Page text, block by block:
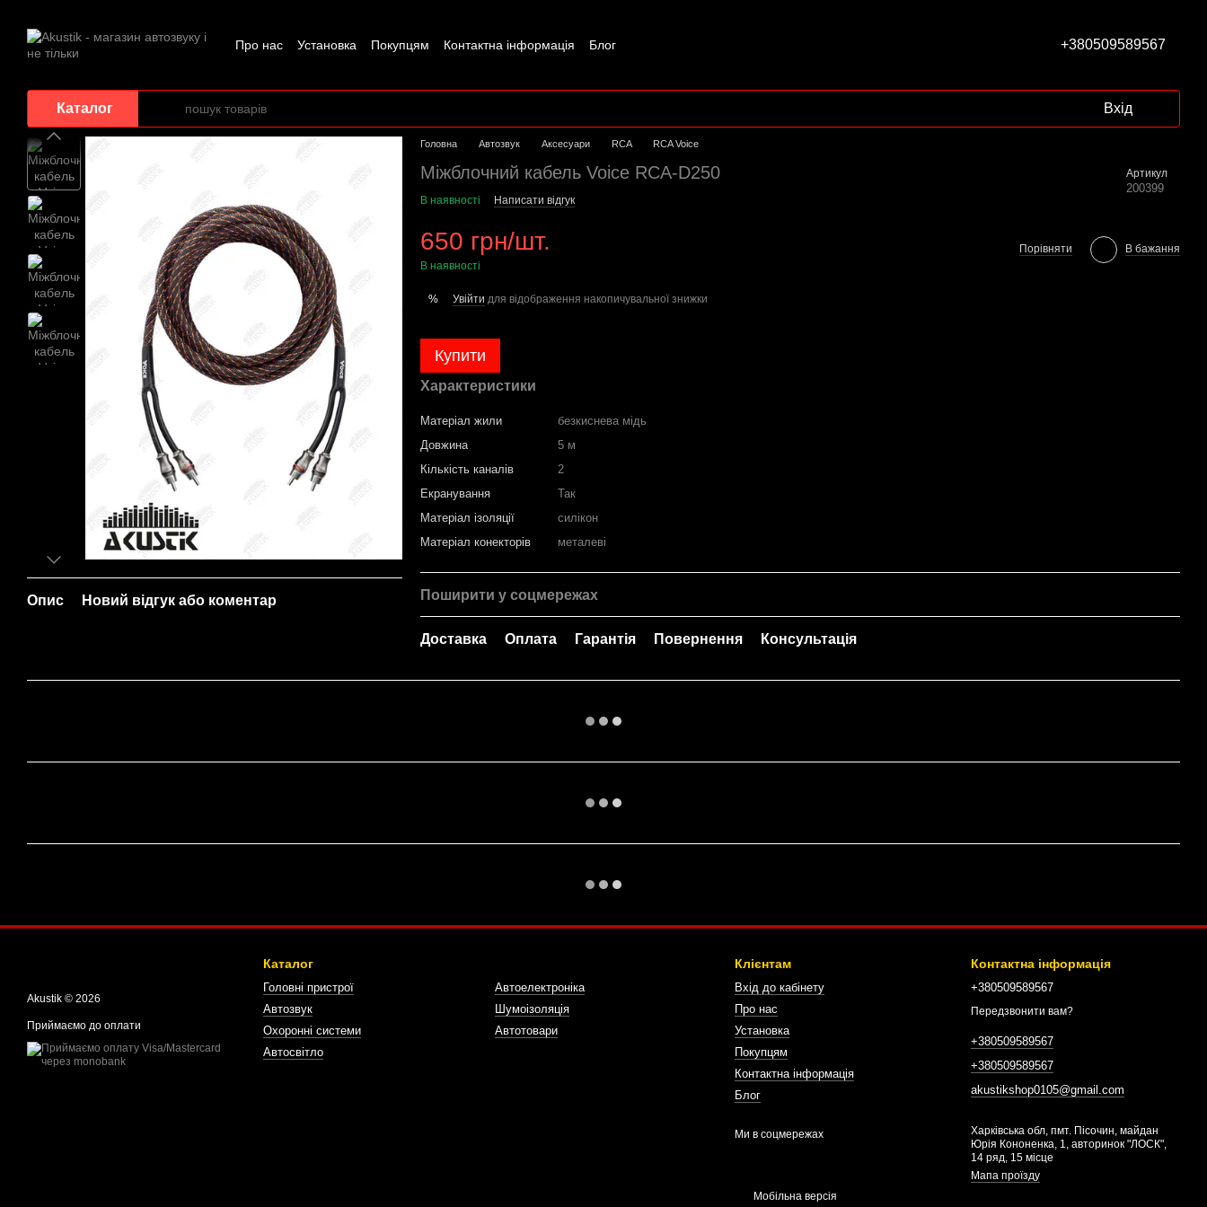
Про нас Установка Покупцям Контактна інформація Блог +380509589567
Каталог Вхід
Опис Новий відгук або коментар
Головна Автозвук Аксесуари RCA RCA Voice
Міжблочний кабель Voice RCA-D250 Артикул
200399
В наявності Написати відгук
650 грн/шт.
В наявності
Порівняти В бажання
% Увійти для відображення накопичувальної знижки
Купити
Характеристики
Матеріал жили
безкиснева мідь
Довжина
5 м
Кількість каналів
2
Екранування
Так
Матеріал ізоляції
силікон
Матеріал конекторів
металеві
Поширити у соцмережах
Доставка Оплата Гарантія Повернення Консультація
Akustik © 2026
Приймаємо до оплати
Каталог
Головні пристрої
Автозвук
Охоронні системи
Автосвітло
Автоелектроніка
Шумоізоляція
Автотовари
Клієнтам
Вхід до кабінету
Про нас
Установка
Покупцям
Контактна інформація
Блог
Ми в соцмережах
Мобільна версія
Контактна інформація
+380509589567
Передзвонити вам?
+380509589567
+380509589567
akustikshop0105@gmail.com
Харківська обл, пмт. Пісочин, майдан
Юрія Кононенка, 1, авторинок "ЛОСК",
14 ряд, 15 місце
Мапа проїзду